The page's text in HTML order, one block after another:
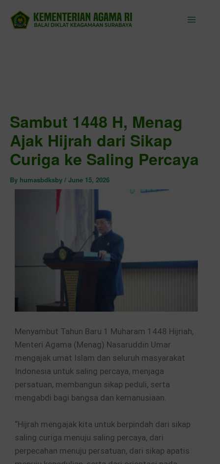
content
Sambut 1448 H, Menag
Ajak Hijrah dari Sikap
Curiga ke Saling Percaya
By humasbdksby / June 15, 2026
Menyambut Tahun Baru 1 Muharam 1448 Hijriah,
Menteri Agama (Menag) Nasaruddin Umar
mengajak umat Islam dan seluruh masyarakat
Indonesia untuk saling percaya, menjaga
persatuan, membangun sikap peduli, serta
mengabdi bagi bangsa dan kemanusiaan.
“Hijrah mengajak kita untuk berpindah dari sikap
saling curiga menuju saling percaya, dari
perpecahan menuju persatuan, dari sikap apatis